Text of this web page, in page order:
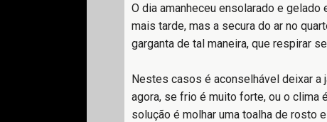
O dia amanheceu ensolarado e
mais tarde, mas a secura do ar no
garganta de tal maneira, que respirar
Nestes casos é aconselhável deixar a
agora, se frio é muito forte, ou o clima
solução é molhar uma toalha de rosto